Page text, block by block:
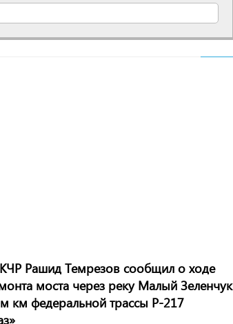
Рашид Темрезов сообщил о ходе
моста через реку Малый Зеленчук
км федеральной трассы Р-217